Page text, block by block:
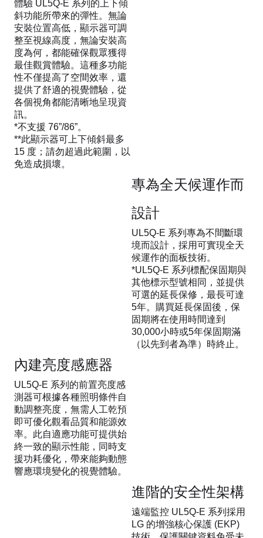
體驗 UL5Q-E 系列的上下傾
斜功能所帶來的彈性。無論
安裝位置高低，顯示器可調
整至視線高度，無論安裝高
度為何，都能確保觀眾獲得
最佳觀賞體驗。這種多功能
性不僅提高了空間效率，還
提供了舒適的視覺體驗，從
各個視角都能清晰地呈現資
訊。
*不支援 76”/86”。
**此顯示器可上下傾斜最多
15 度；請勿超過此範圍，以
免造成損壞。
專為全天候運作而
設計
UL5Q-E 系列專為不間斷環
境而設計，採用可實現全天
候運作的面板技術。
*UL5Q-E 系列標配保固期與
其他標示型號相同，並提供
可選的延長保修，最長可達
5年。購買延長保固後，保
固期將在使用時間達到
30,000小時或5年保固期滿
（以先到者為準）時終止。
內建亮度感應器
UL5Q-E 系列的前置亮度感
測器可根據各種照明條件自
動調整亮度，無需人工乾預
即可優化觀看品質和能源效
率。此自適應功能可提供始
終一致的顯示性能，同時支
援功耗優化，帶來能夠動態
響應環境變化的視覺體驗。
進階的安全性架構
遠端監控 UL5Q-E 系列採用
LG 的增強核心保護 (EKP)